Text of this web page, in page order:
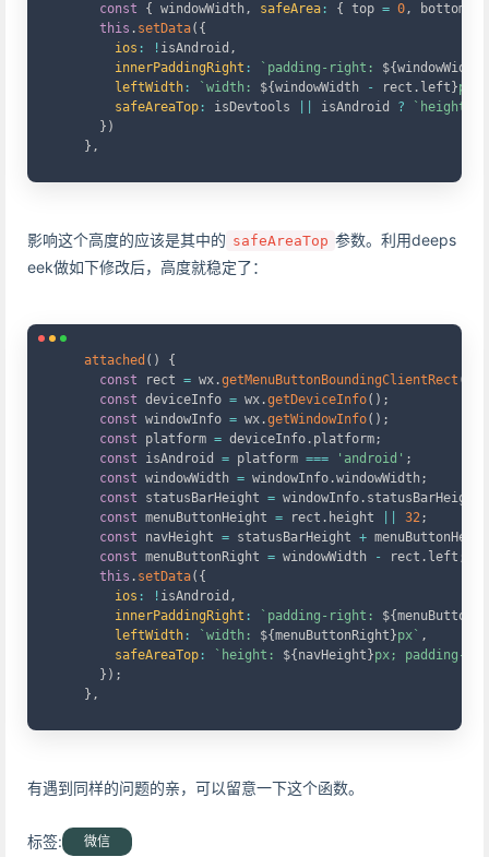
const
{ windowWidth, safeArea : { top = 0, bottom
this . setData( {
ios : ! isAndroid ,
innerPaddingRight : ` padding-right: ${windowWidth
leftWidth : ` width: ${windowWidth - rect . left }px
safeAreaTop : isDevtools isAndroid ? ` height:
} )
} ,
影响这个高度的应该是其中的 safeAreaTop 参数。利用deeps
eek做如下修改后，高度就稳定了：
attached ( )
{
const rect = wx .getMenuButtonBoundingClientRect (
const deviceInfo = wx .getDeviceInfo( ) ;
const windowInfo = wx .getWindowInfo( ) ;
const platform = deviceInfo . platform;
const isAndroid = platform === 'android' ;
const windowWidth = windowInfo .windowWidth;
const statusBarHeight = windowInfo . statusBarHeight
const menuButtonHeight = rect . height 32;
const navHeight = statusBarHeight +
const menuButtonRight = windowWidth - rect . left ;
this . setData( {
ios : ! isAndroid ,
innerPaddingRight : ` padding-right: ${
leftWidth : ` width: ${menuButtonRight }px ` ,
safeAreaTop : ` height: ${ navHeight }px; padding-
} ) ;
} ,
有遇到同样的问题的亲，可以留意一下这个函数。
标签: 微信